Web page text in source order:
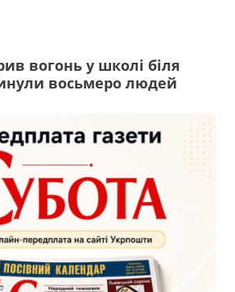
вогонь у школі біля
восьмеро людей